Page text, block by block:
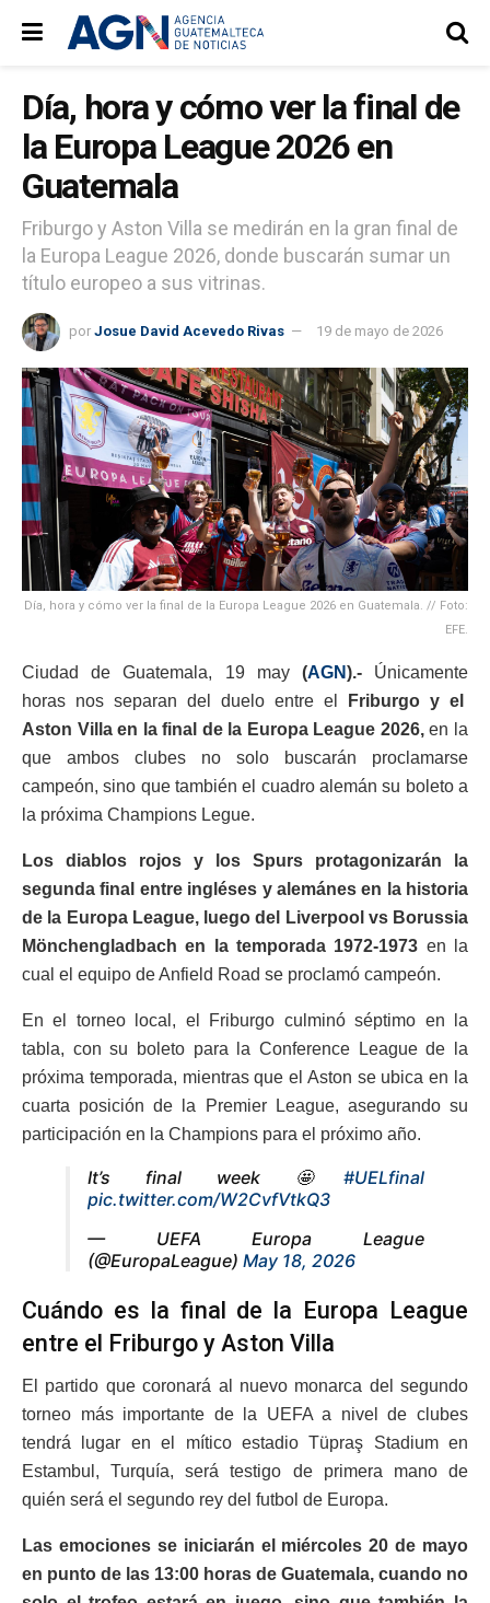
Día, hora y cómo ver la final de
la Europa League 2026 en
Guatemala
Friburgo y Aston Villa se medirán en la gran final de
la Europa League 2026, donde buscarán sumar un
título europeo a sus vitrinas.
por Josue David Acevedo Rivas 19 de mayo de 2026
Día, hora y cómo ver la final de la Europa League 2026 en Guatemala. // Foto:
EFE.
Ciudad de Guatemala, 19 may(AGN).- Únicamente
horas nos separan del duelo entre el
Friburgo y el
Aston Villa en la final de la Europa League 2026,en la
que ambos clubes no solo buscarán proclamarse
campeón, sino que también el cuadro alemán su boleto a
la próxima Champions Legue.
Los diablos rojos y los Spurs protagonizarán la
segunda final entre ingléses y alemánes en la historia
de la Europa League, luego del Liverpool vs Borussia
Mönchengladbachen la temporada 1972-1973 en la
cual el equipo de Anfield Road se proclamó campeón.
En el torneo local, el Friburgo culminó séptimo en la
tabla, con su boleto para la Conference League de la
próxima temporada, mientras que el Aston se ubica en la
cuarta posición de la Premier League, asegurando su
participación en la Champions para el próximo año.
It’s final week 🤩 #UELfinal
pic.twitter.com/W2CvfVtkQ3
— UEFA Europa League
(@EuropaLeague) May 18, 2026
Cuándo es la final de la Europa League
entre el Friburgo y Aston Villa
El partido que coronará al nuevo monarca del segundo
torneo más importante de la UEFA a nivel de clubes
tendrá lugar en el mítico estadio Tüpraş Stadium en
Estambul, Turquía, será testigo de primera mano de
quién será el segundo rey del futbol de Europa.
Las emociones se iniciarán el miércoles 20 de mayo
en punto de las 13:00 horas de Guatemala, cuando no